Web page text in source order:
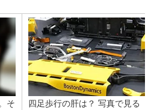
そ
四足歩行の肝は？ 写真で見る